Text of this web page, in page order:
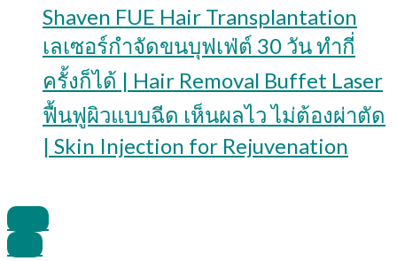
Shaven FUE Hair Transplantation
เลเซอร์กำจัดขนบุฟเฟ่ต์ 30 วัน ทำกี่
ครั้งก็ได้ | Hair Removal Buffet Laser
ฟื้นฟูผิวแบบฉีด เห็นผลไว ไม่ต้องผ่าตัด
| Skin Injection for Rejuvenation
Line
Call